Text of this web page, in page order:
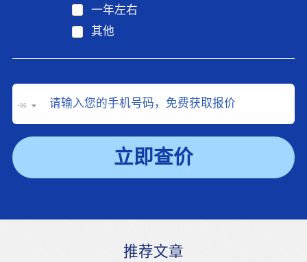
一年左右
其他
+86
立即查价
推荐文章